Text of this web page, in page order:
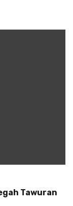
Tawuran